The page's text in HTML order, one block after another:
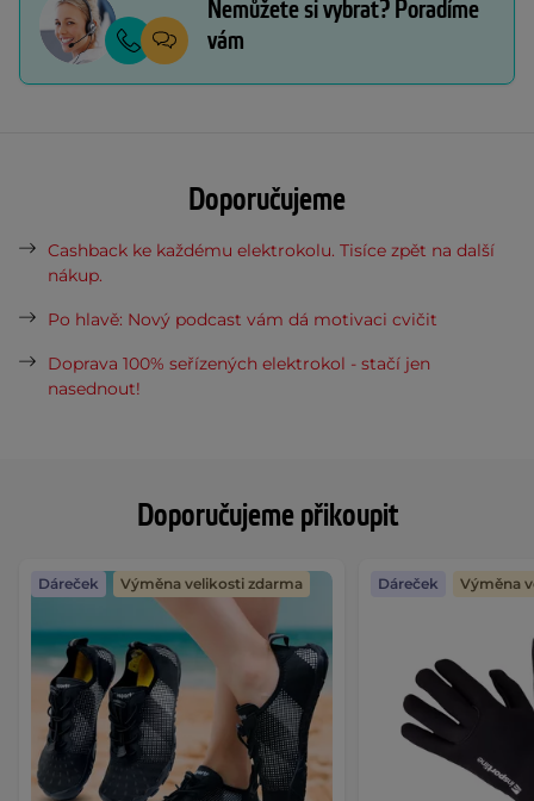
Doporučujeme přikoupit
Dáreček Výměna velikosti zdarma Dáreček Výměna
Nemůžete si vybrat? Poradíme
vám
Doporučujeme
Cashback ke každému elektrokolu. Tisíce zpět na další
nákup.
Po hlavě: Nový podcast vám dá motivaci cvičit
Doprava 100% seřízených elektrokol - stačí jen
nasednout!